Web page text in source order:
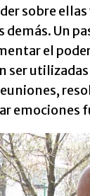
sobre
Un
el
emociones